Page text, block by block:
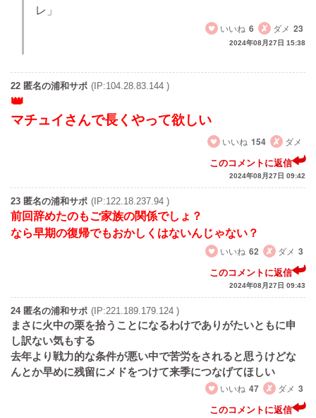
レ」
いいね 6 ダメ 23
2024年08月27日 15:38
22 匿名の浦和サポ (IP:104.28.83.144 )
マチュイさんで長くやって欲しい
いいね 154 ダメ
このコメントに返信
2024年08月27日 09:42
23 匿名の浦和サポ (IP:122.18.237.94 )
前回辞めたのもご家族の関係でしょ？
なら早期の復帰でもおかしくはないんじゃない？
いいね 62 ダメ 3
このコメントに返信
2024年08月27日 09:43
24 匿名の浦和サポ (IP:221.189.179.124 )
まさに火中の栗を拾うことになるわけでありがたいともに申
し訳ない気もする
去年より戦力的な条件が悪い中で苦労をされると思うけどな
んとか早めに残留にメドをつけて来季につなげてほしい
いいね 47 ダメ 3
このコメントに返信